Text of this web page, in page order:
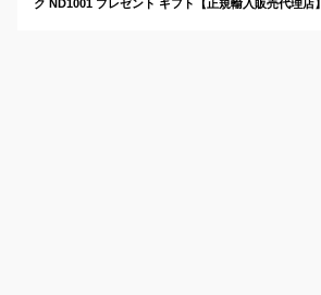
ク ND1001 プレゼント ギフト【正規輸入販売代理店】